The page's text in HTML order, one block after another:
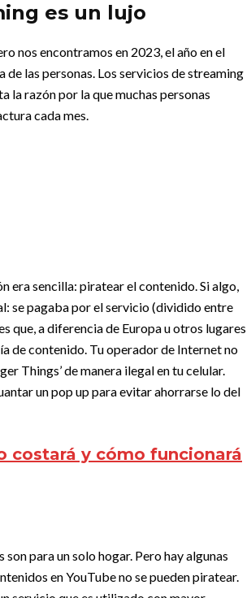
es un lujo
nos encontramos en 2023, el año en el
de las personas. Los servicios de streaming
la razón por la que muchas personas
cada mes.
era sencilla: piratear el contenido. Si algo,
se pagaba por el servicio (dividido entre
que, a diferencia de Europa u otros lugares
de contenido. Tu operador de Internet no
Things’ de manera ilegal en tu celular.
un pop up para evitar ahorrarse lo del
costará y cómo funcionará
para un solo hogar. Pero hay algunas
en YouTube no se pueden piratear.